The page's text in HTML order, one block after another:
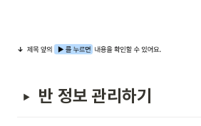
반 정보 관리하기